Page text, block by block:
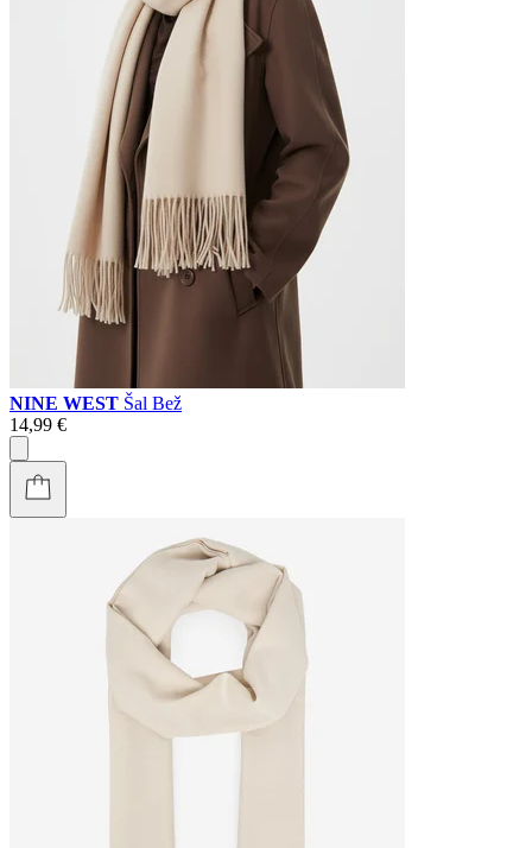
NINE WEST Šal Bež
14,99 €